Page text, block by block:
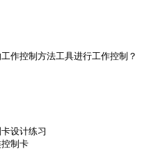
制方法工具进行工作控制？
计练习
制卡